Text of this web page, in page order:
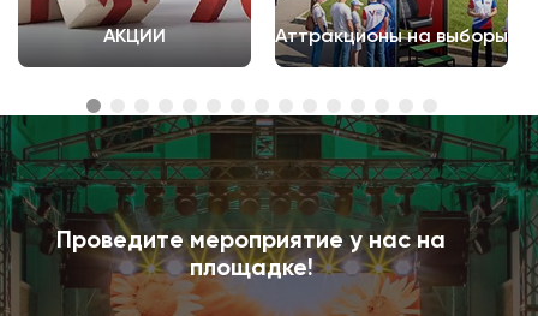
АКЦИИ Аттракционы на выборы
Проведите мероприятие у нас на
площадке!